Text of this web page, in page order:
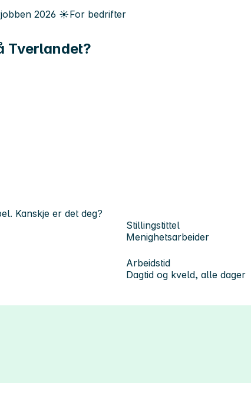
2026 ☀️For bedrifter
Tverlandet?
Kanskje er det deg?
Stillingstittel
Menighetsarbeider
Arbeidstid
Dagtid og kveld, alle dager